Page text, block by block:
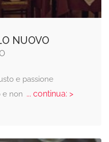
NUOVO
e passione
e non ... continua: >